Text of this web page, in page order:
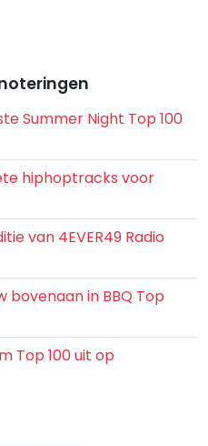
Summer Night Top 100
hiphoptracks voor
van 4EVER49 Radio
bovenaan in BBQ Top
Top 100 uit op